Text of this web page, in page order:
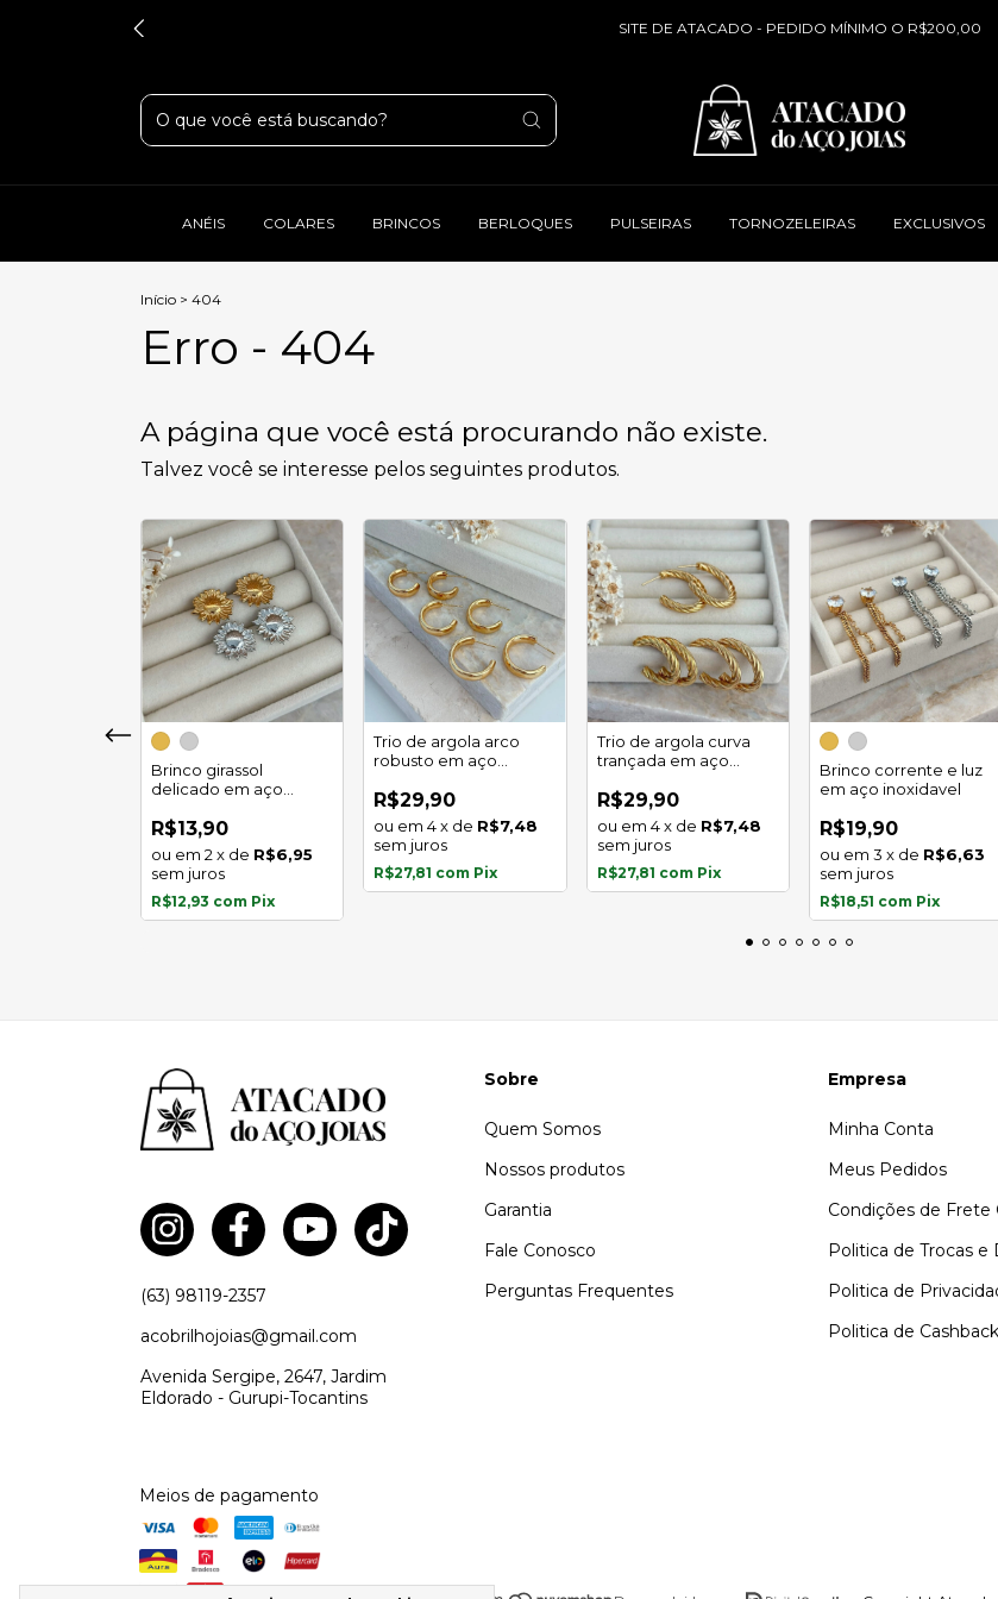
SITE DE ATACADO - PEDIDO MÍNIMO O R$200,00
ANÉIS COLARES BRINCOS BERLOQUES PULSEIRAS TORNOZELEIRAS EXCLUSIVOS
Início > 404
Erro - 404
A página que você está procurando não existe.
Talvez você se interesse pelos seguintes produtos.
Brinco girassol
delicado em aço
R$13,90
2 x de R$6,95
sem juros
R$12,93 com Pix
Trio de argola arco
robusto em aço
R$29,90
4 x de R$7,48
sem juros
R$27,81 com Pix
Trio de argola curva
trançada em aço
R$29,90
4 x de R$7,48
sem juros
R$27,81 com Pix
Brinco corrente e luz
em aço inoxidavel
R$19,90
3 x de R$6,63
sem juros
R$18,51 com Pix
(63) 98119-2357
acobrilhojoias@gmail.com
Avenida Sergipe, 2647, Jardim
Eldorado - Gurupi-Tocantins
Sobre
Quem Somos
Nossos produtos
Garantia
Fale Conosco
Perguntas Frequentes
Empresa
Minha Conta
Meus Pedidos
Condições de Frete
Politica de Trocas e
Politica de
Politica de Cashback
Meios de pagamento